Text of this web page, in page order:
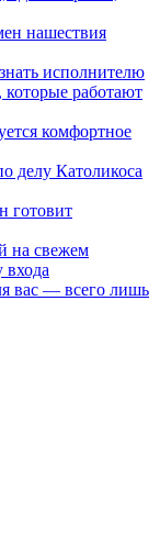
нашествия
исполнителю
работают
комфортное
делу Католикоса
готовит
на свежем
входа
вас — всего лишь